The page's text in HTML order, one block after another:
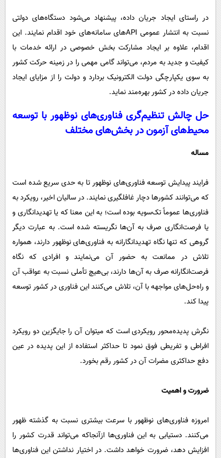
در راستای ایجاد جریان داده، پیشنهاد می‌شود دستگاه‌های دولتی
نسبت به انتشار عمومی APIهای سامانه‌های خود اقدام نمایند. این
اقدام، علاوه بر ایجاد مشارکت بخش‌ خصوصی در ارائه خدمات با
کیفیت و جدید به مردم، می‌تواند گامی مهمی را در زمینه حرکت کشور
به سوی یکپارچگی دولت الکترونیک بردارد و دولت را از مزایای ایجاد
جریان داده در کشور بهره‌مند نماید.
حل چالش تنظیم‌گری فناوری‌های نوظهور با توسعه
محیط‌های آزمون در بخش‌های مختلف
مساله
فرایند پیدایش توسعه فناوری‌های نوظهور تا به حدی سریع شده است
که می‌توانند کشورها دچار غافلگیری نمایند. در سالیان اخیر، رویکرد به
فناوری‌ها عموماً تک‌سویه بوده است؛ به این معنا که یا تهدیدانگاری و
یا فرصت‌انگاری صرف به آن‌ها نگریسته شده است. به عبارت دیگر
گروهی که تنها نگاه تهدیدانگارانه به فناوری‌های نوظهور دارند، همواره
تلاش در ممانعت به حضور آن می‌نمایند و افرادی که نگاه
فرصت‌انگارانه صرف به آن‌ها دارند، بی‌هیچ تأملی نسبت به عواقب آن
و راه‌حل‌های مواجهه با آن، تلاش می‌کنند این فناوری در کشور توسعه
پیدا کند.
نگرش پدیده‌محور رویکردی است که می­توان آن را جایگزین دو رویکرد
افراطی و تفریطی فوق نمود تا حداکثر استفاده از این پدیده در عین
دفع حداکثری مضرات آن در کشور رقم بخورد.
ضرورت و اهمیت
امروزه فناوری‌های نوظهور با سرعت بیشتری نسبت به گذشته ظهور
می‌کنند. دستیابی به این فناوری‌ها ازآنجاکه می‌تواند قدرت کشور را
افزایش دهد، ضرورت خواهد داشت. در اختیار نداشتن این فناوری‌ها